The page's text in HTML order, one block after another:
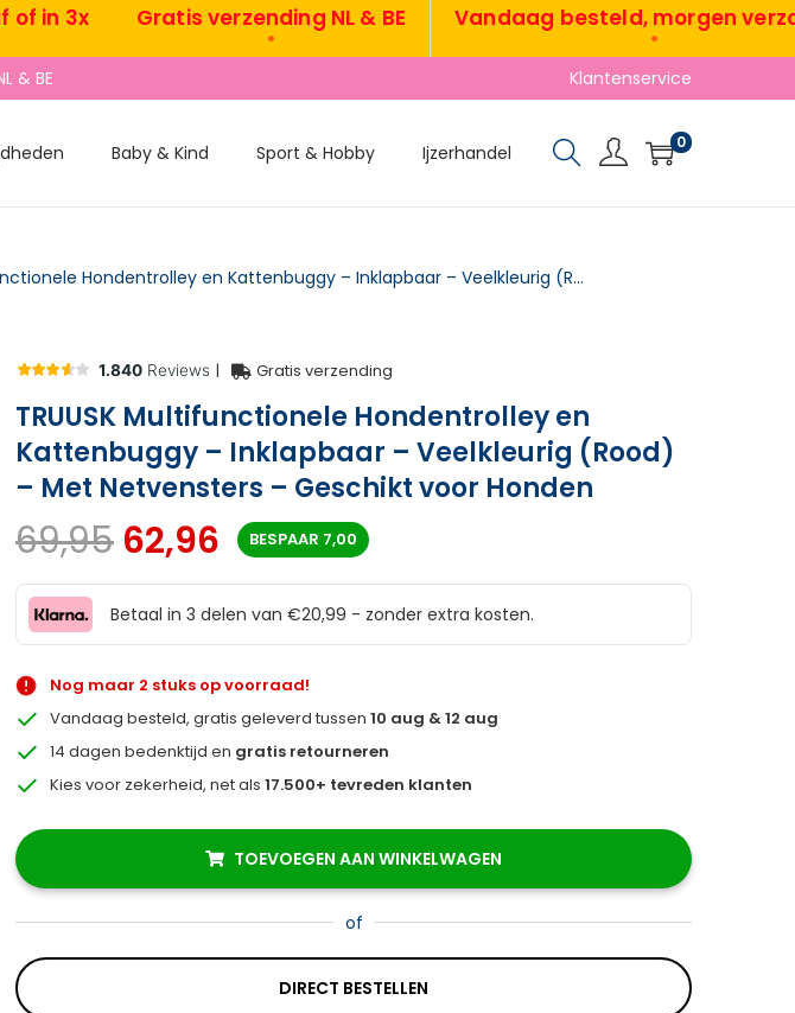
3x Gratis verzending NL & BE Vandaag besteld, morgen
& BE Klantenservice
Baby & Kind Sport & Hobby Ijzerhandel 0
TRUUSK Multifunctionele Hondentrolley en Kattenbuggy – Inklapbaar – Veelkleurig (Rood) – Met Netvensters – Geschikt voor Honden
| Gratis verzending
TRUUSK Multifunctionele Hondentrolley en
Kattenbuggy – Inklapbaar – Veelkleurig (Rood)
– Met Netvensters – Geschikt voor Honden
69,95 62,96 BESPAAR 7,00
Betaal in 3 delen van €20,99 - zonder extra kosten.
Nog maar 2 stuks op voorraad!
Vandaag besteld, gratis geleverd tussen10 aug & 12 aug
14 dagen bedenktijd en gratis retourneren
Kies voor zekerheid, net als17.500+ tevreden klanten
TOEVOEGEN AAN WINKELWAGEN
of
DIRECT BESTELLEN